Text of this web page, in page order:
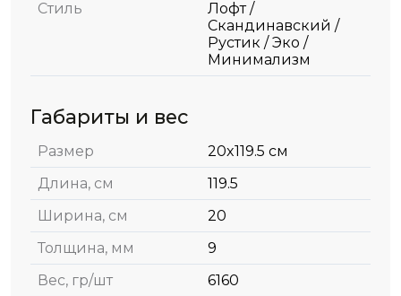
Стиль
Лофт /
Скандинавский /
Рустик / Эко /
Минимализм
Габариты и вес
Размер
20x119.5 см
Длина, см
119.5
Ширина, см
20
Толщина, мм
9
Вес, гр/шт
6160